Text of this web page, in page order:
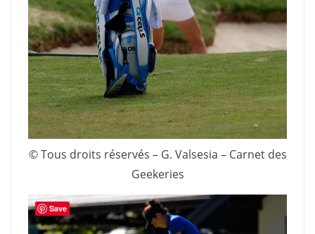
© Tous droits réservés – G. Valsesia – Carnet des
Geekeries
Save